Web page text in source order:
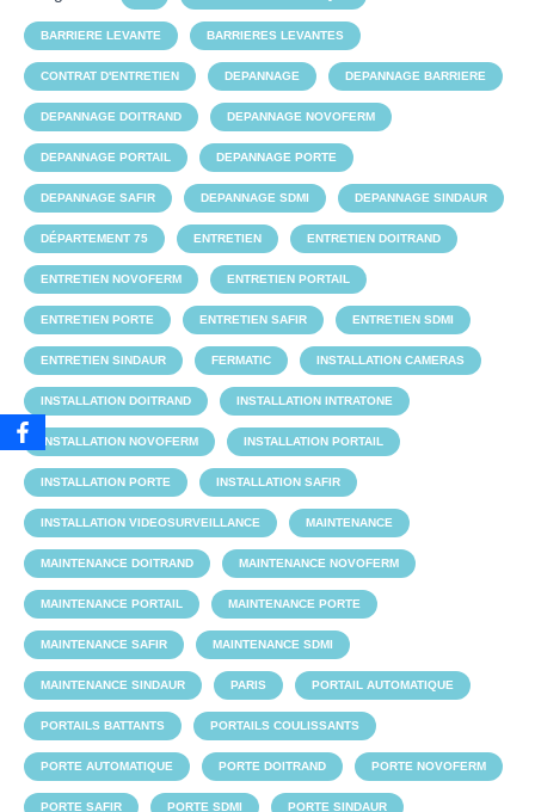
BARRIERE LEVANTE BARRIERES LEVANTES
CONTRAT D'ENTRETIEN DEPANNAGE DEPANNAGE BARRIERE
DEPANNAGE DOITRAND DEPANNAGE NOVOFERM
DEPANNAGE PORTAIL DEPANNAGE PORTE
DEPANNAGE SAFIR DEPANNAGE SDMI DEPANNAGE SINDAUR
DÉPARTEMENT 75 ENTRETIEN ENTRETIEN DOITRAND
ENTRETIEN NOVOFERM ENTRETIEN PORTAIL
ENTRETIEN PORTE ENTRETIEN SAFIR ENTRETIEN SDMI
ENTRETIEN SINDAUR FERMATIC INSTALLATION CAMERAS
INSTALLATION DOITRAND INSTALLATION INTRATONE
INSTALLATION NOVOFERM INSTALLATION PORTAIL
INSTALLATION PORTE INSTALLATION SAFIR
INSTALLATION VIDEOSURVEILLANCE MAINTENANCE
MAINTENANCE DOITRAND MAINTENANCE NOVOFERM
MAINTENANCE PORTAIL MAINTENANCE PORTE
MAINTENANCE SAFIR MAINTENANCE SDMI
MAINTENANCE SINDAUR PARIS PORTAIL AUTOMATIQUE
PORTAILS BATTANTS PORTAILS COULISSANTS
PORTE AUTOMATIQUE PORTE DOITRAND PORTE NOVOFERM
PORTE SAFIR PORTE SDMI PORTE SINDAUR